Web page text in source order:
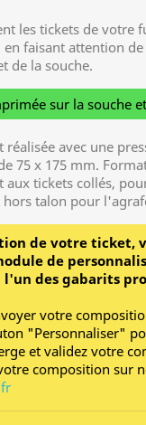
les tickets de votre
faisant attention
de la souche.
sur la souche
avec une
75 x 175 mm.
tickets collés,
talon pour
de votre ticket,
de
des gabarits
votre
"Personnaliser"
et validez votre
composition sur